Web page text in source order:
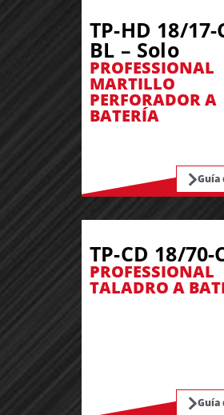
TP-HD 18/17-
BL – Solo
PROFESSIONAL
MARTILLO
PERFORADOR A
BATERÍA
Guía
TP-CD 18/70-
PROFESSIONAL
TALADRO A
Guía